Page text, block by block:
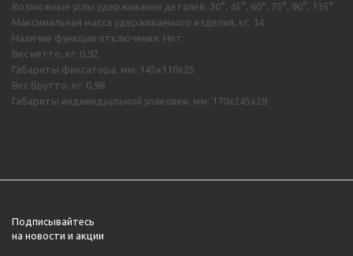
Возможные углы удерживания деталей: 30°, 45°, 60°, 75°, 90°, 135°
Максимальная масса удерживаемого изделия, кг: 34
Наличие функции отключения: Нет
Вес нетто, кг: 0,92
Габариты фиксатора, мм: 145х110х25
Вес брутто, кг: 0,98
Габариты индивидуальной упаковки, мм: 170х245х28
Подписывайтесь
на новости и акции